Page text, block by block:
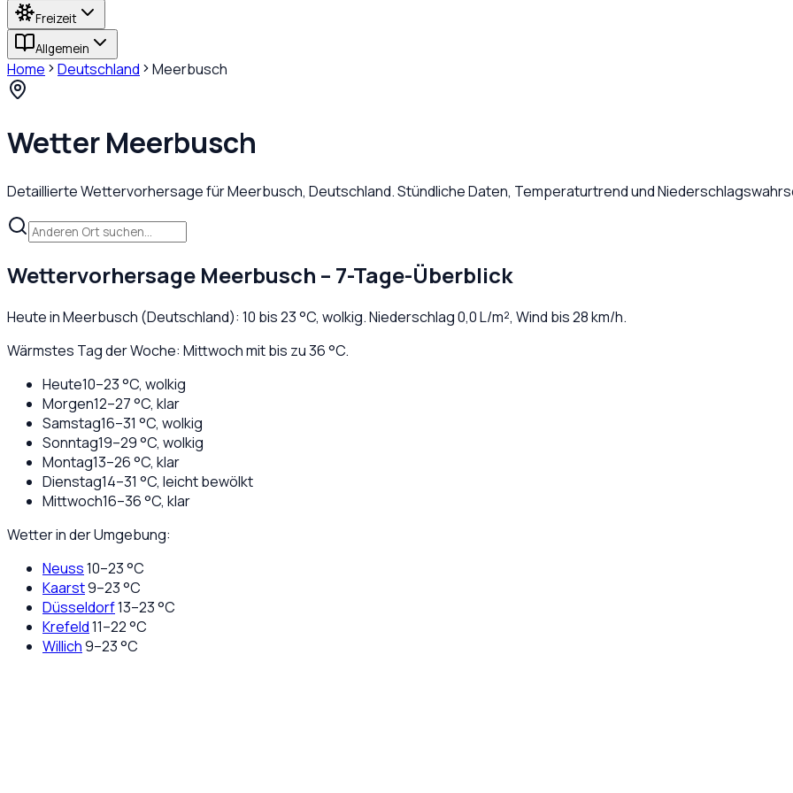
Freizeit
Allgemein
Home Deutschland Meerbusch
WetterMeerbusch
Detaillierte Wettervorhersage fürMeerbusch, Deutschland. Stündliche Daten, Temperaturtrend und
Wettervorhersage Meerbusch – 7-Tage-Überblick
Heute inMeerbusch (Deutschland): 10 bis23°C, wolkig. Niederschlag0,0L/m², Wind bis28km/h.
Wärmstes Tag der Woche: Mittwoch mit bis zu 36 °C.
Heute10–23°C, wolkig
Morgen12–27°C, klar
Samstag16–31 °C, wolkig
Sonntag19–29°C, wolkig
Montag13–26°C, klar
Dienstag14–31 °C, leicht bewölkt
Mittwoch16–36°C, klar
Wetter in der Umgebung:
Neuss10–23°C
Kaarst9–23°C
Düsseldorf13–23°C
Krefeld11–22°C
Willich9–23°C